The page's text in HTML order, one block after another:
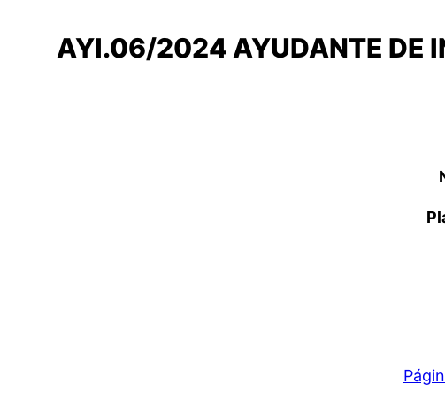
AYI.06/2024 AYUDANTE DE